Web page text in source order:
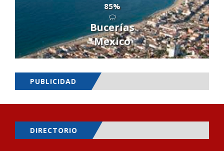
85%
Bucerías
Mexico
PUBLICIDAD
DIRECTORIO